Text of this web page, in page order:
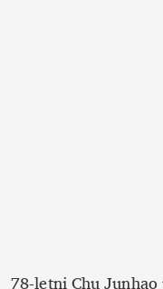
78-letni Chu